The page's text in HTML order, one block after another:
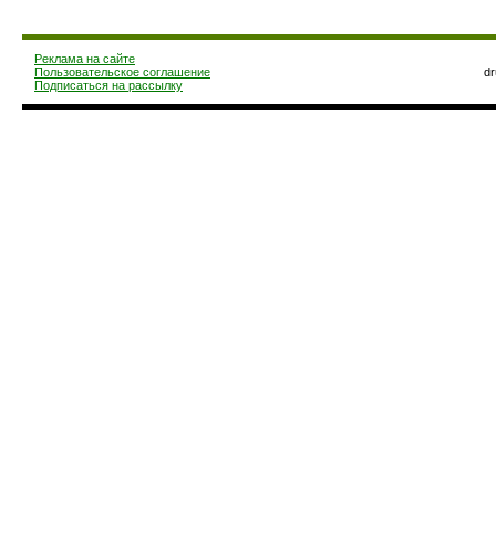
Реклама на сайте
Пользовательское соглашение
Подписаться на рассылку